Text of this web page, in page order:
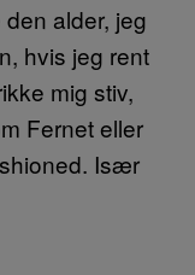
alder, jeg
hvis jeg rent
mig stiv,
Fernet eller
Især